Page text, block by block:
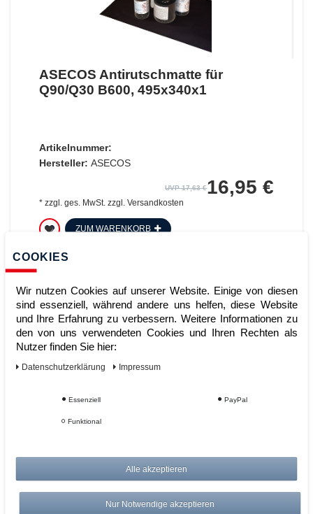
ASECOS Antirutschmatte für
Q90/Q30 B600, 495x340x1
Artikelnummer:
Hersteller: ASECOS
UVP 17,63 €16,95 €
* zzgl. ges. MwSt.zzgl. Versandkosten
ZUM WARENKORB
Hersteller: ASECOS
UVP 19,71 €18,95 €
COOKIES
Wir nutzen Cookies auf unserer Website. Einige von diesen
sind essenziell, während andere uns helfen, diese Website
und Ihre Erfahrung zu verbessern. Weitere Informationen zu
den von uns verwendeten Cookies und Ihren Rechten als
Nutzer finden Sie hier:
Daten­schutz­erklärung Impressum
Essenziell PayPal
Funktional
Alle akzeptieren
Nur Notwendige akzeptieren